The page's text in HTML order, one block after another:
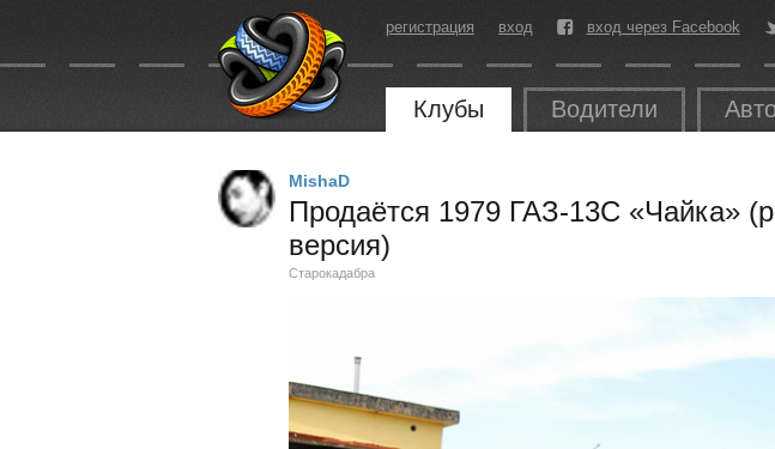
регистрация вход вход через Facebook
Клубы Водители
MishaD
Продаётся 1979 ГАЗ-13С «Чайка»
версия)
Старокадабра